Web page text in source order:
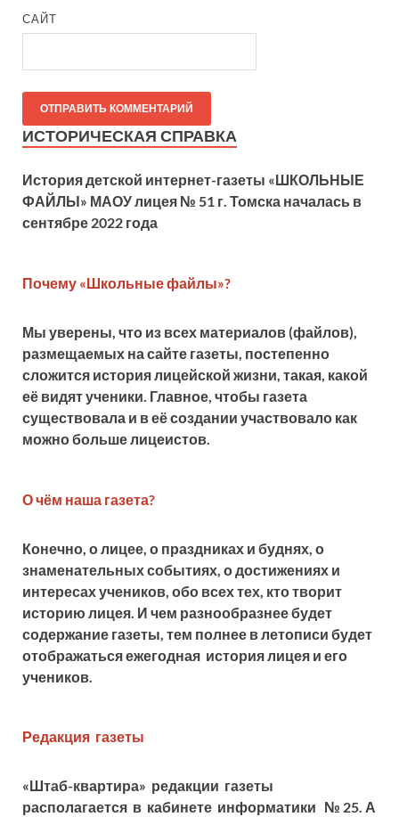
САЙТ
ИСТОРИЧЕСКАЯ СПРАВКА
История детской интернет-газеты «ШКОЛЬНЫЕ
ФАЙЛЫ» МАОУ лицея № 51 г. Томска началась в
сентябре 2022 года
Почему «Школьные файлы»?
Мы уверены, что из всех материалов (файлов),
размещаемых на сайте газеты, постепенно
сложится история лицейской жизни, такая, какой
её видят ученики. Главное, чтобы газета
существовала и в её создании участвовало как
можно больше лицеистов.
О чём наша газета?
Конечно, о лицее, о праздниках и буднях, о
знаменательных событиях, о достижениях и
интересах учеников, обо всех тех, кто творит
историю лицея. И чем разнообразнее будет
содержание газеты, тем полнее в летописи будет
отображаться ежегодная история лицея и его
учеников.
Редакция газеты
«Штаб-квартира» редакции газеты
располагается в кабинете информатики № 25. А